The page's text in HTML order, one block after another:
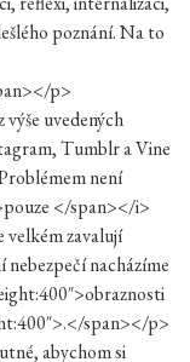
poznání. Na to
p>
uvedených
Tumblr a Vine
není
</span></i>
velkém zavalují
nacházíme
span></p>
abychom si